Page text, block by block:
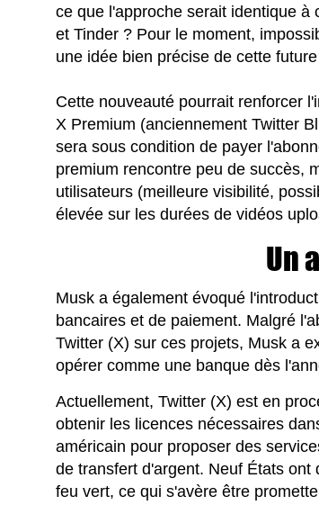
ce que l'approche serait identique à
et Tinder ? Pour le moment,
une idée bien précise de cette
Cette nouveauté pourrait renforcer
X Premium (anciennement Twitter
sera sous condition de payer
premium rencontre peu de succès,
utilisateurs (meilleure visibilité,
élevée sur les durées de vidéos
Un
Musk a également évoqué
bancaires et de paiement. Malgré
Twitter (X) sur ces projets, Musk a
opérer comme une banque dès
Actuellement, Twitter (X) est en
obtenir les licences nécessaires
américain pour proposer des
de transfert d'argent. Neuf États ont
feu vert, ce qui s'avère être